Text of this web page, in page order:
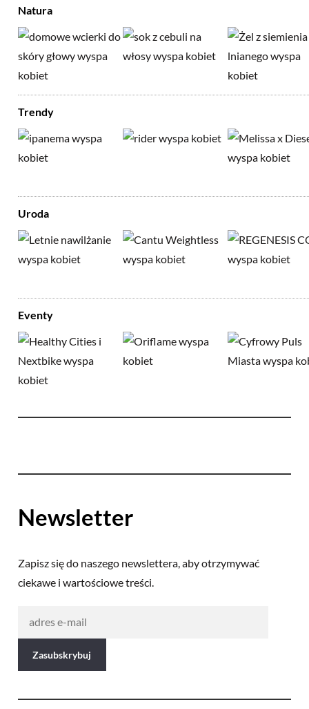
Natura
Trendy
Uroda
Eventy
Newsletter
Zapisz się do naszego newslettera, aby otrzymywać
ciekawe i wartościowe treści.